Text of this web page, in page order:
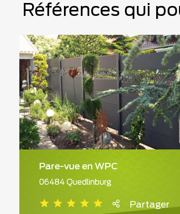
Références qui
Pare-vue en WPC
06484 Quedlinburg
Partager